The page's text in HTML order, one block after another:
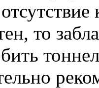
то